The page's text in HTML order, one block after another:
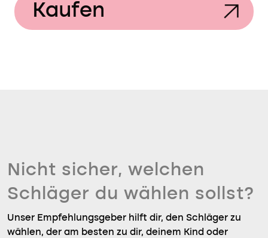
Kaufen
Nicht sicher, welchen
Schläger du wählen sollst?
Unser Empfehlungsgeber hilft dir, den Schläger zu
wählen, der am besten zu dir, deinem Kind oder